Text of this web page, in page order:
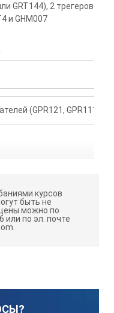
GRT144), 2 трегеров
и GHM007
(GPR121, GPR111,
курсов
быть не
можно по
или по эл. почте